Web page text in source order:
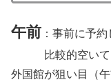
午前 ：事前に予
比較的空いてい
外国館が狙い目（